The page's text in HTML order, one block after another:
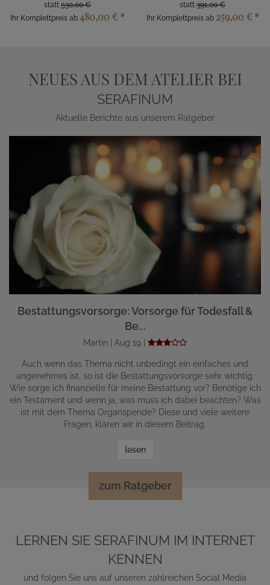
statt 530,00 €
Ihr Komplettpreis ab 480,00 € *
statt 391,00 €
Ihr Komplettpreis ab 259,00 € *
NEUES AUS DEM ATELIER BEI
SERAFINUM
Aktuelle Berichte aus unserem Ratgeber
Bestattungsvorsorge: Vorsorge für Todesfall &
Be...
Martin | Aug 19 |
Auch wenn das Thema nicht unbedingt ein einfaches und
angenehmes ist, so ist die Bestattungsvorsorge sehr wichtig.
Wie sorge ich finanzielle für meine Bestattung vor? Benötige ich
ein Testament und wenn ja, was muss ich dabei beachten? Was
ist mit dem Thema Organspende? Diese und viele weitere
Fragen, klären wir in diesem Beitrag.
lesen
zum Ratgeber
LERNEN SIE SERAFINUM IM INTERNET
KENNEN
und folgen Sie uns auf unseren zahlreichen Social Media